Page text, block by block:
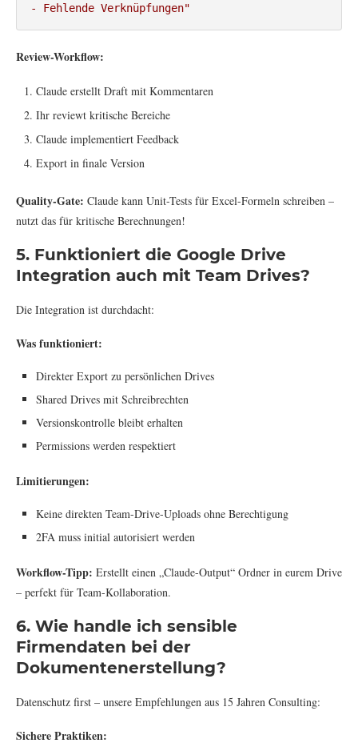
- Fehlende Verknüpfungen"
Review-Workflow:
Claude erstellt Draft mit Kommentaren
Ihr reviewt kritische Bereiche
Claude implementiert Feedback
Export in finale Version
Quality-Gate: Claude kann Unit-Tests für Excel-Formeln schreiben –
nutzt das für kritische Berechnungen!
5. Funktioniert die Google Drive
Integration auch mit Team Drives?
Die Integration ist durchdacht:
Was funktioniert:
Direkter Export zu persönlichen Drives
Shared Drives mit Schreibrechten
Versionskontrolle bleibt erhalten
Permissions werden respektiert
Limitierungen:
Keine direkten Team-Drive-Uploads ohne Berechtigung
2FA muss initial autorisiert werden
Workflow-Tipp: Erstellt einen „Claude-Output“ Ordner in eurem Drive
– perfekt für Team-Kollaboration.
6. Wie handle ich sensible
Firmendaten bei der
Dokumentenerstellung?
Datenschutz first – unsere Empfehlungen aus 15 Jahren Consulting:
Sichere Praktiken: